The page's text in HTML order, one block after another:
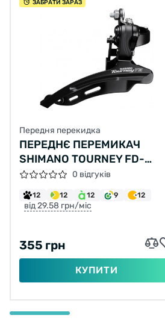
ЗАБРАТИ ЗАРАЗ
Передня перекидка
ПЕРЕДНЄ ПЕРЕМИКАЧ
SHIMANO TOURNEY FD-
TZ510 НИЖНЯ ТЯГА 31.8 ММ
0 відгуків
12 12 12 9 12
від 29.58 грн/міс
355 грн
КУПИТИ